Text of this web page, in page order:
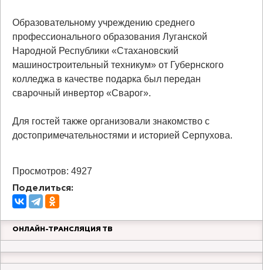
Образовательному учреждению среднего
профессионального образования Луганской
Народной Республики «Стахановский
машиностроительный техникум» от Губернского
колледжа в качестве подарка был передан
сварочный инвертор «Сварог».
Для гостей также организовали знакомство с
достопримечательностями и историей Серпухова.
Просмотров: 4927
Поделиться:
ОНЛАЙН-ТРАНСЛЯЦИЯ ТВ